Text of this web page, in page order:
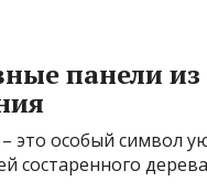
панели
это особый символ
состаренного